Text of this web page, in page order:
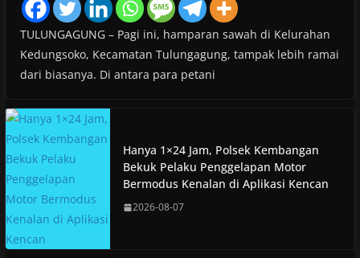
TULUNGAGUNG – Pagi ini, hamparan sawah di Kelurahan
Kedungsoko, Kecamatan Tulungagung, tampak lebih ramai
dari biasanya. Di antara para petani
Hanya 1×24 Jam, Polsek Kembangan
Bekuk Pelaku Penggelapan Motor
Bermodus Kenalan di Aplikasi Kencan
2026-08-07